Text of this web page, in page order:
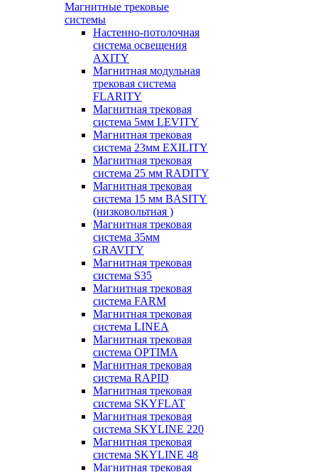
Магнитные трековые
системы
Настенно-потолочная
система освещения
AXITY
Магнитная модульная
трековая система
FLARITY
Магнитная трековая
система 5мм LEVITY
Магнитная трековая
система 23мм EXILITY
Магнитная трековая
система 25 мм RADITY
Магнитная трековая
система 15 мм BASITY
(низковольтная )
Магнитная трековая
система 35мм
GRAVITY
Магнитная трековая
система S35
Магнитная трековая
система FARM
Магнитная трековая
система LINEA
Магнитная трековая
система OPTIMA
Магнитная трековая
система RAPID
Магнитная трековая
система SKYFLAT
Магнитная трековая
система SKYLINE 220
Магнитная трековая
система SKYLINE 48
Магнитная трековая